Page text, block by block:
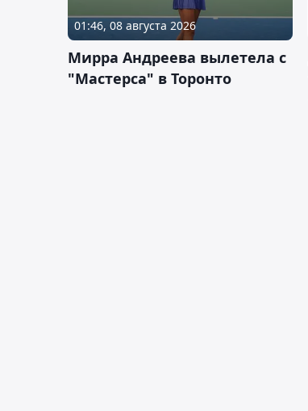
01:46, 08 августа 2026
Мирра Андреева вылетела с
"Мастерса" в Торонто